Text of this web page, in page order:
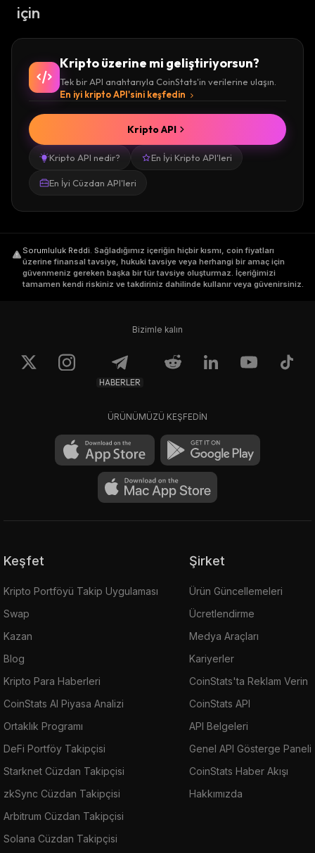
için
Kripto üzerine mi geliştiriyorsun?
Tek bir API anahtarıyla CoinStats'in verilerine ulaşın.
En iyi kripto API'sini keşfedin
Kripto API nedir? En İyi Kripto API'leri
En İyi Cüzdan API'leri
Kripto API
Sorumluluk Reddi. Sağladığımız içeriğin hiçbir kısmı, coin fiyatları
üzerine finansal tavsiye, hukuki tavsiye veya herhangi bir amaç için
güvenmeniz gereken başka bir tür tavsiye oluşturmaz. İçeriğimizi
tamamen kendi riskiniz ve takdiriniz dahilinde kullanır veya güvenirsiniz.
Bizimle kalın
HABERLER
ÜRÜNÜMÜZÜ KEŞFEDİN
Keşfet
Kripto Portföyü Takip Uygulaması
Swap
Kazan
Blog
Kripto Para Haberleri
CoinStats AI Piyasa Analizi
Ortaklık Programı
DeFi Portföy Takipçisi
Starknet Cüzdan Takipçisi
zkSync Cüzdan Takipçisi
Arbitrum Cüzdan Takipçisi
Solana Cüzdan Takipçisi
Şirket
Ürün Güncellemeleri
Ücretlendirme
Medya Araçları
Kariyerler
CoinStats'ta Reklam Verin
CoinStats API
API Belgeleri
Genel API Gösterge Paneli
CoinStats Haber Akışı
Hakkımızda